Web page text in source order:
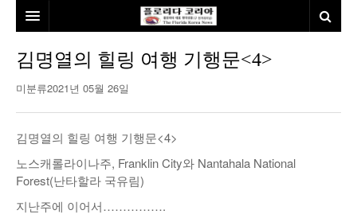
뉴스
동포
미국
칼럼
발행인칼럼
김명열칼럼
건강
본보특집
김명열의 힐링 여행 기행문<4>
미분류2021년 05월 26일
김명열의 힐링 여행 기행문<4>
노스캐롤라이나주, Franklin City와 Nantahala National
Forest(난타할라 국유림)
지난주에 이어서…………….